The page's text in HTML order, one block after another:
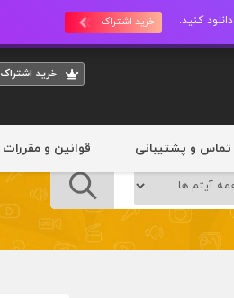
خرید اشتراک
خريد اشتراک
تماس و پشتیبانی قوانین و مقررات